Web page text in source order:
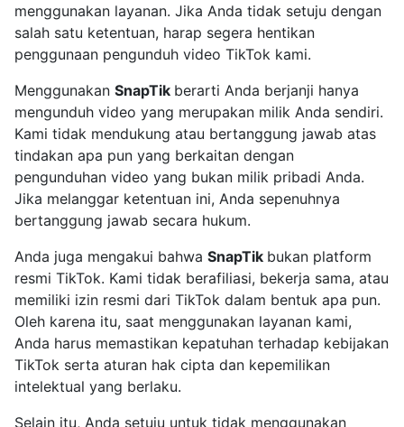
menggunakan layanan. Jika Anda tidak setuju dengan
salah satu ketentuan, harap segera hentikan
penggunaan pengunduh video TikTok kami.
Menggunakan SnapTik berarti Anda berjanji hanya
mengunduh video yang merupakan milik Anda sendiri.
Kami tidak mendukung atau bertanggung jawab atas
tindakan apa pun yang berkaitan dengan
pengunduhan video yang bukan milik pribadi Anda.
Jika melanggar ketentuan ini, Anda sepenuhnya
bertanggung jawab secara hukum.
Anda juga mengakui bahwa SnapTik bukan platform
resmi TikTok. Kami tidak berafiliasi, bekerja sama, atau
memiliki izin resmi dari TikTok dalam bentuk apa pun.
Oleh karena itu, saat menggunakan layanan kami,
Anda harus memastikan kepatuhan terhadap kebijakan
TikTok serta aturan hak cipta dan kepemilikan
intelektual yang berlaku.
Selain itu, Anda setuju untuk tidak menggunakan